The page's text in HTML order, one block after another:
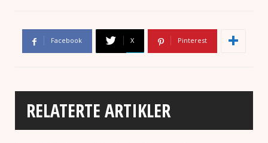
Facebook X Pinterest
RELATERTE ARTIKLER